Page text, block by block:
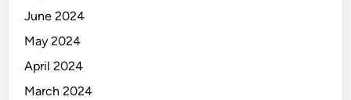
June 2024
May 2024
April 2024
March 2024